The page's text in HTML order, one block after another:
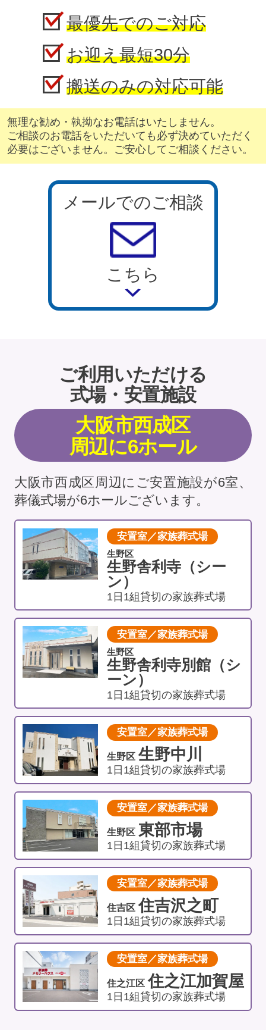
最優先でのご対応
お迎え最短30分
搬送のみの対応可能
無理な勧め・執拗なお電話はいたしません。
ご相談のお電話をいただいても必ず決めていただく
必要はございません。ご安心してご相談ください。
メールでのご相談
こちら
ご利用いただける
式場・安置施設
大阪市西成区
周辺に6ホール
大阪市西成区周辺にご安置施設が6室、
葬儀式場が6ホールございます。
安置室／家族葬式場
生野区
生野舎利寺（シー
ン）
1日1組貸切の家族葬式場
安置室／家族葬式場
生野区
生野舎利寺別館（シ
ーン）
1日1組貸切の家族葬式場
安置室／家族葬式場
生野区 生野中川
1日1組貸切の家族葬式場
安置室／家族葬式場
生野区 東部市場
1日1組貸切の家族葬式場
安置室／家族葬式場
住吉区 住吉沢之町
1日1組貸切の家族葬式場
安置室／家族葬式場
住之江区 住之江加賀屋
1日1組貸切の家族葬式場